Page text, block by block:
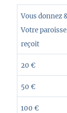
Vous donnez
Votre paroisse
reçoit
20 €
50 €
100 €